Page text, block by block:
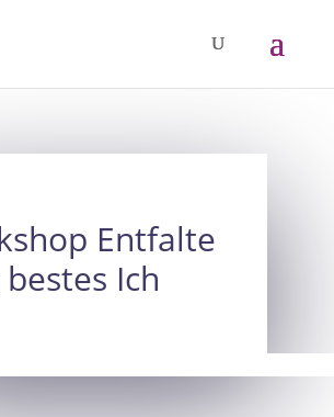
Entfalte
Ich